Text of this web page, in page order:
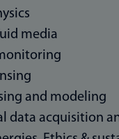
media
and modeling
data acquisition